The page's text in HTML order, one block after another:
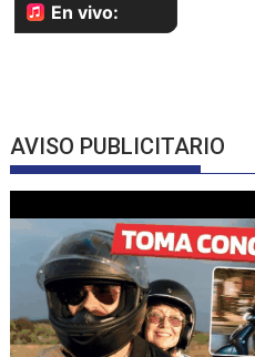
AVISO PUBLICITARIO